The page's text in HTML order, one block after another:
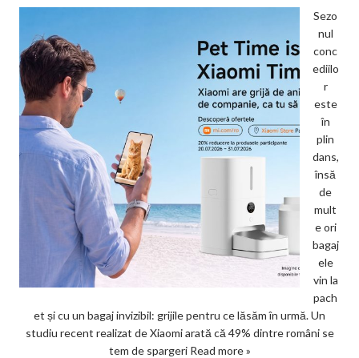
Sezo
nul
conc
ediilo
r
este
în
plin
dans,
însă
de
mult
e ori
bagaj
ele
vin la
pach
et și cu un bagaj invizibil: grijile pentru ce lăsăm în urmă. Un
studiu recent realizat de Xiaomi arată că 49% dintre români se
tem de spargeri Read more »